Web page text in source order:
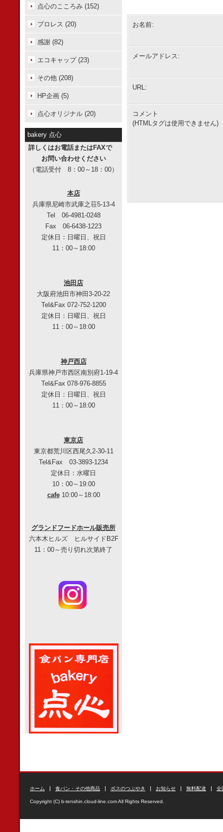
お名前:
メールアドレス:
URL:
コメント
(HTMLタグは使用できません)
点心のこころみ (152)
プロレス (20)
感謝 (82)
エコキャップ (23)
その他 (208)
HP企画 (5)
点心オリジナル (20)
bakery 点心
詳しくはお電話またはFAXで
お問い合わせください
（電話受付 8：00～18：00）
本店
兵庫県尼崎市武庫之荘5-13-4
Tel 06-4981-0248
Fax 06-6438-1223
定休日：日曜日、祝日
11：00～18:00
池田店
大阪府池田市神田3-20-22
Tel&Fax 072-752-1200
定休日：日曜日、祝日
11：00～18:00
神戸西店
兵庫県神戸市西区南別府1-19-4
Tel&Fax 078-976-8855
定休日：日曜日、祝日
11：00～18:00
東京店
東京都荒川区西尾久2-30-11
Tel&Fax 03-3893-1234
定休日：水曜日
10：00～19:00
cafe10:00～18:00
グランドフードホール販売所
六本木ヒルズ ヒルサイドB2F
11：00～売り切れ次第終了
ホーム 食パン・その他商品 ボスのつぶやき お知らせ 無料配達 全
Copyright (C) b-tenshin.cloud-line.com All Rights Reserved.